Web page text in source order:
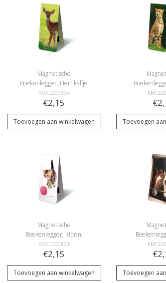
Magnetische
Boekenlegger, Hert kalfje
KMCL000834
€2,15
Toevoegen aan winkelwagen Toevoegen
Magnetische
Boekenlegger, Kitten,
poesje met wol
KMCL000821
€2,15
Toevoegen aan winkelwagen Toevoegen